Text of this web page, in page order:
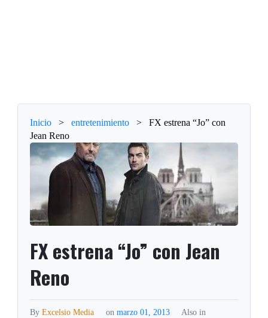
Inicio > entretenimiento >
FX estrena “Jo” con
Jean Reno
FX estrena “Jo” con Jean
Reno
ByExcelsio Media on marzo 01, 2013
Also in